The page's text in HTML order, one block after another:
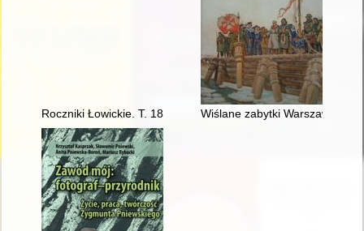
Roczniki Łowickie. T. 18 (2020) Wiślane zabytki Warszawy i